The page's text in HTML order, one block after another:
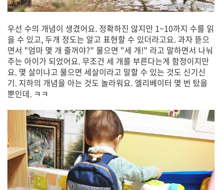
우선 수의 개념이 생겼어요. 정확하진 않지만 1~10까지 수를 읽
을 수 있고, 두개 정도는 알고 표현할 수 있더라고요. 과자 뜯으
면서 "엄마 몇 개 줄꺼야?" 물으면 "세 개!" 라고 말하면서 나눠
주는 아이가 되었어요. 무조건 세 개를 부른다는게 함정이지만
요. 몇 살이냐고 물으면 세살이라고 말할 수 있는 것도 신기신
기. 지하의 개념을 아는 것도 놀라워요. 엘리베이터 몇 번 탔을
뿐인데. ㅋㅋ